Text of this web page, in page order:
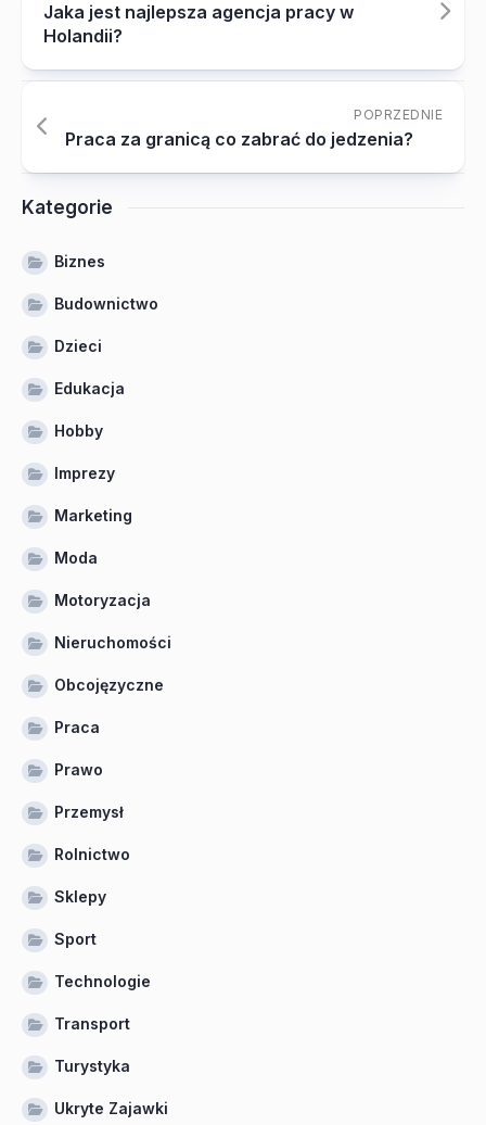
Jaka jest najlepsza agencja pracy w
Holandii?
POPRZEDNIE
Praca za granicą co zabrać do jedzenia?
Kategorie
Biznes
Budownictwo
Dzieci
Edukacja
Hobby
Imprezy
Marketing
Moda
Motoryzacja
Nieruchomości
Obcojęzyczne
Praca
Prawo
Przemysł
Rolnictwo
Sklepy
Sport
Technologie
Transport
Turystyka
Ukryte Zajawki